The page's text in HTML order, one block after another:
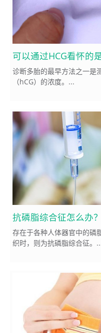
可以通过HCG看怀的
诊断多胎的最早方法之一是
（hCG）的浓度。...
抗磷脂综合征怎么办？
存在于各种人体器官中的磷
织时，则为抗磷脂综合征。